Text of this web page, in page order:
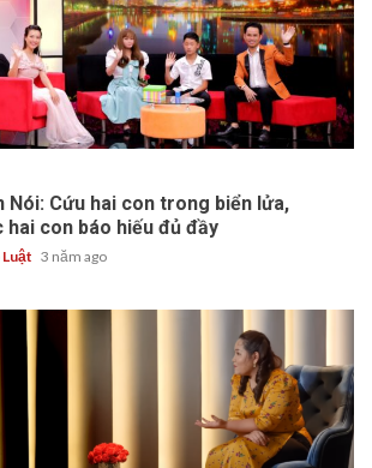
Nói: Cứu hai con trong biển lửa,
hai con báo hiếu đủ đầy
Luật 3 năm ago